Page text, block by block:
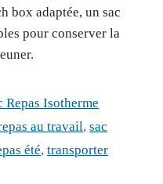
box adaptée, un sac
pour conserver la
Repas Isotherme
au travail,sac
été, transporter